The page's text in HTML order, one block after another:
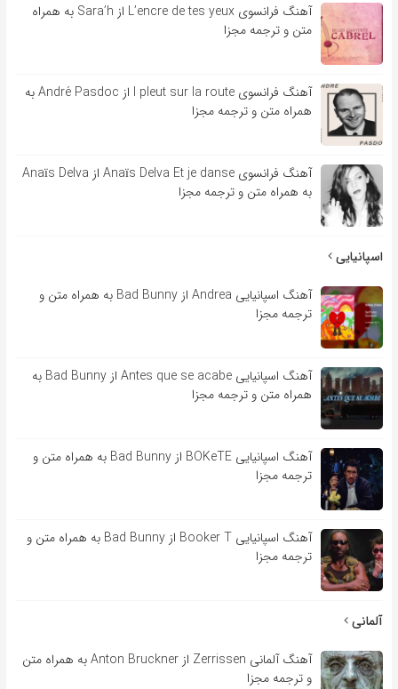
آهنگ فرانسوی L’encre de tes yeux از Sara’h به همراه
متن و ترجمه مجزا
آهنگ فرانسوی l pleut sur la route از André Pasdoc به
همراه متن و ترجمه مجزا
آهنگ فرانسوی Anaïs Delva Et je danse از Anaïs Delva
به همراه متن و ترجمه مجزا
اسپانیایی
آهنگ اسپانیایی Andrea از Bad Bunny به همراه متن و
ترجمه مجزا
آهنگ اسپانیایی Antes que se acabe از Bad Bunny به
همراه متن و ترجمه مجزا
آهنگ اسپانیایی BOKeTE از Bad Bunny به همراه متن و
ترجمه مجزا
آهنگ اسپانیایی Booker T از Bad Bunny به همراه متن و
ترجمه مجزا
آلمانی
آهنگ آلمانی Zerrissen از Anton Bruckner به همراه متن
و ترجمه مجزا